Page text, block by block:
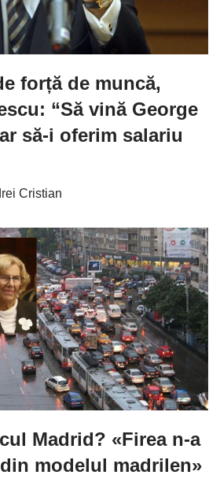
forță de muncă,
“Să vină George
să-i oferim salariu
Cristian
Madrid? «Firea n-a
modelul madrilen»